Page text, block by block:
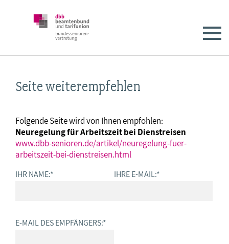
Seite weiterempfehlen
Folgende Seite wird von Ihnen empfohlen:
Neuregelung für Arbeitszeit bei Dienstreisen
www.dbb-senioren.de/artikel/neuregelung-fuer-
arbeitszeit-bei-dienstreisen.html
IHR NAME:* IHRE E-MAIL:*
E-MAIL DES EMPFÄNGERS:*